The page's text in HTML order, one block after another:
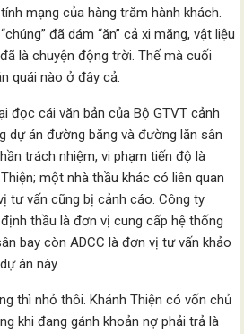
mạng của hàng trăm hành khách.
đã dám “ăn” cả xi măng, vật liệu
là chuyện động trời. Thế mà cuối
quái nào ở đây cả.
đọc cái văn bản của Bộ GTVT cảnh
dự án đường băng và đường lăn sân
trách nhiệm, vi phạm tiến độ là
một nhà thầu khác có liên quan
tư vấn cũng bị cảnh cáo. Công ty
thầu là đơn vị cung cấp hệ thống
bay còn ADCC là đơn vị tư vấn khảo
án này.
thì nhỏ thôi. Khánh Thiện có vốn chủ
khi đang gánh khoản nợ phải trả là